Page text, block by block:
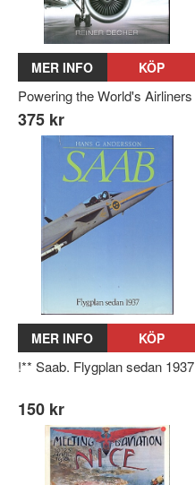
MER INFO KÖP
Powering the World's Airliners
375 kr
MER INFO KÖP
!** Saab. Flygplan sedan 1937
150 kr